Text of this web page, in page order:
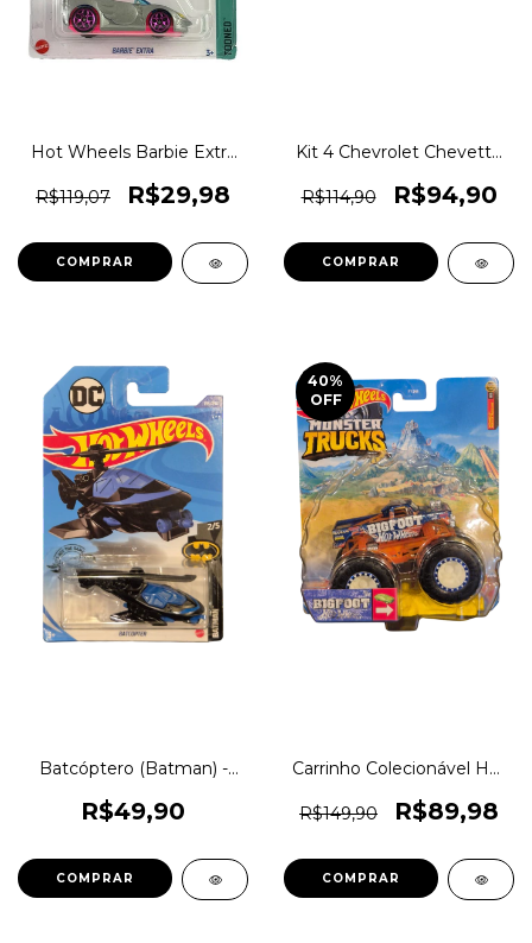
Hot Wheels Barbie Extra
R$119,07
R$29,98
COMPRAR
Kit 4 Chevrolet Chevette
Real Riders (pneus de
borracha) Oficial
1magnus
R$114,90 R$94,90
Batcóptero (Batman) -
1:64 Venda Unitária
1magnus GHF75 GHB92
R$49,90
COMPRAR
40%
OFF
Carrinho Colecionável Hot
Big Foot 1:64 em Metal
Original Mattel 1magnus
R$149,90 R$89,98
COMPRAR